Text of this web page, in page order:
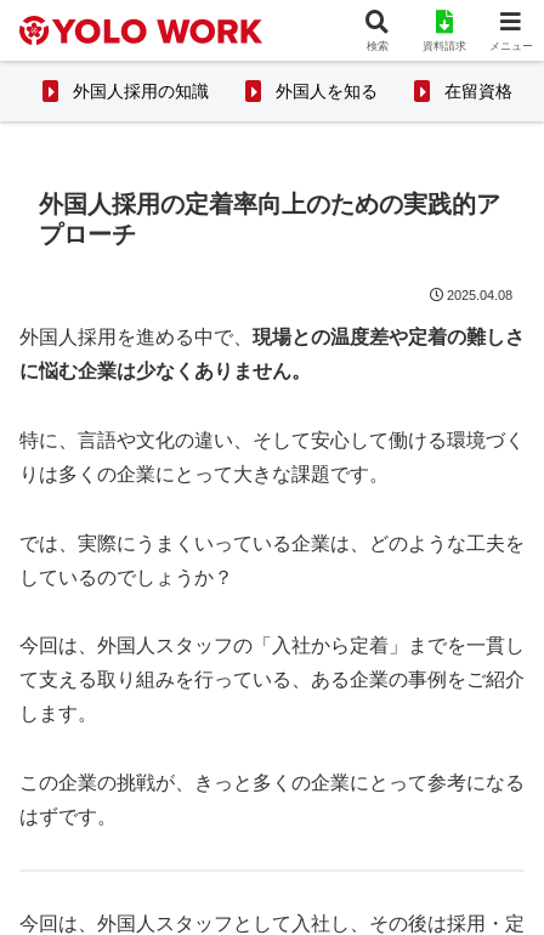
外国人採用の知識 外国人を知る 在留資格
外国人採用の定着率向上のための実践的ア
プローチ
2025.04.08
外国人採用を進める中で、 現場との温度差や定着の難しさ
に悩む企業は少なくありません。
特に、言語や文化の違い、そして安心して働ける環境づく
りは多くの企業にとって大きな課題です。
では、実際にうまくいっている企業は、どのような工夫を
しているのでしょうか？
今回は、外国人スタッフの「入社から定着」までを一貫し
て支える取り組みを行っている、ある企業の事例をご紹介
します。
この企業の挑戦が、きっと多くの企業にとって参考になる
はずです。
今回は、外国人スタッフとして入社し、その後は採用・定
検索 資料請求 メニュー